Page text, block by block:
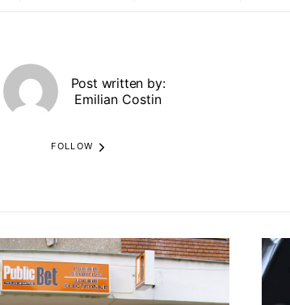
Post written by:
Emilian Costin
FOLLOW